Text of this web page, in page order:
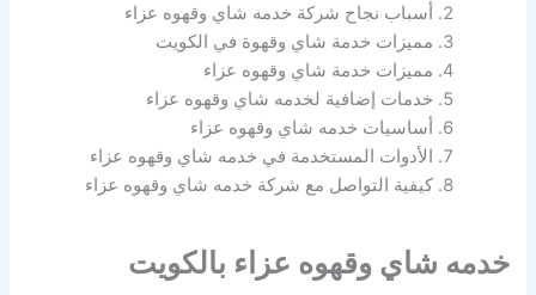
أسباب نجاح شركة خدمه شاي وقهوه عزاء
مميزات خدمة شاي وقهوة في الكويت
مميزات خدمة شاي وقهوه عزاء
خدمات إضافية لخدمه شاي وقهوه عزاء
أساسيات خدمه شاي وقهوه عزاء
الأدوات المستخدمة في خدمه شاي وقهوه عزاء
كيفية التواصل مع شركة خدمه شاي وقهوه عزاء
خدمه شاي وقهوه عزاء بالكويت